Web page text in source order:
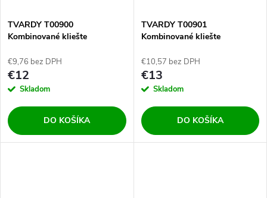
TVARDY T00900
Kombinované kliešte
€9,76 bez DPH
€12
Skladom
DO KOŠÍKA
TVARDY T00901
Kombinované kliešte
€10,57 bez DPH
€13
Skladom
DO KOŠÍKA